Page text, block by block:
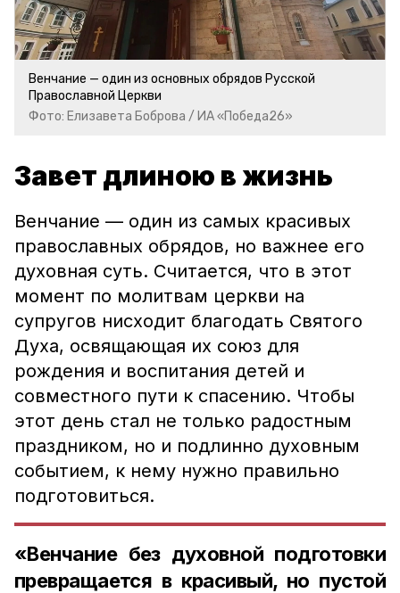
Венчание — один из основных обрядов Русской
Православной Церкви
Фото: Елизавета Боброва / ИА «Победа26»
Завет длиною в жизнь
Венчание — один из самых красивых
православных обрядов, но важнее его
духовная суть. Считается, что в этот
момент по молитвам церкви на
супругов нисходит благодать Святого
Духа, освящающая их союз для
рождения и воспитания детей и
совместного пути к спасению. Чтобы
этот день стал не только радостным
праздником, но и подлинно духовным
событием, к нему нужно правильно
подготовиться.
«Венчание без духовной подготовки
превращается в красивый, но пустой